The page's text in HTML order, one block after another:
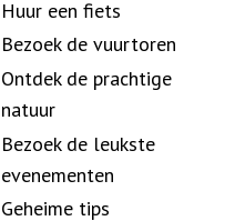
Huur een fiets
Bezoek de vuurtoren
Ontdek de prachtige
natuur
Bezoek de leukste
evenementen
Geheime tips